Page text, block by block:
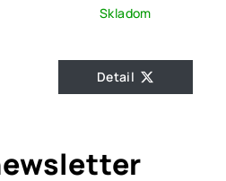
Skladom
Detail